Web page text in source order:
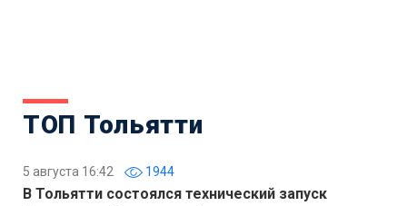
ТОП Тольятти
5 августа 16:42 1944
В Тольятти состоялся технический запуск